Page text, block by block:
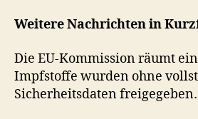
Weitere Nachrichten in
Die EU-Kommission räumt
Impfstoffe wurden ohne
Sicherheitsdaten